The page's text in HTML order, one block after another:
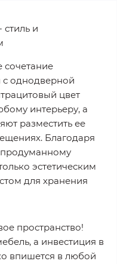
и
сочетание
с однодверной
цвет
интерьеру, а
разместить ее
Благодаря
эстетическим
для хранения
пространство!
а инвестиция в
впишется в любой